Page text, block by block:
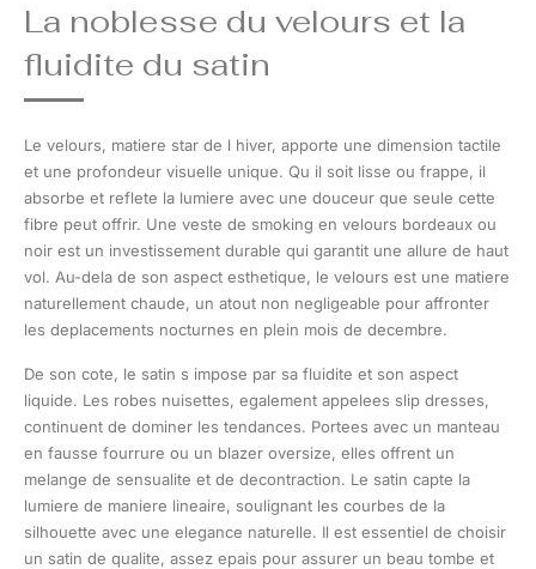
La noblesse du velours et la
fluidite du satin
Le velours, matiere star de l hiver, apporte une dimension tactile
et une profondeur visuelle unique. Qu il soit lisse ou frappe, il
absorbe et reflete la lumiere avec une douceur que seule cette
fibre peut offrir. Une veste de smoking en velours bordeaux ou
noir est un investissement durable qui garantit une allure de haut
vol. Au-dela de son aspect esthetique, le velours est une matiere
naturellement chaude, un atout non negligeable pour affronter
les deplacements nocturnes en plein mois de decembre.
De son cote, le satin s impose par sa fluidite et son aspect
liquide. Les robes nuisettes, egalement appelees slip dresses,
continuent de dominer les tendances. Portees avec un manteau
en fausse fourrure ou un blazer oversize, elles offrent un
melange de sensualite et de decontraction. Le satin capte la
lumiere de maniere lineaire, soulignant les courbes de la
silhouette avec une elegance naturelle. Il est essentiel de choisir
un satin de qualite, assez epais pour assurer un beau tombe et